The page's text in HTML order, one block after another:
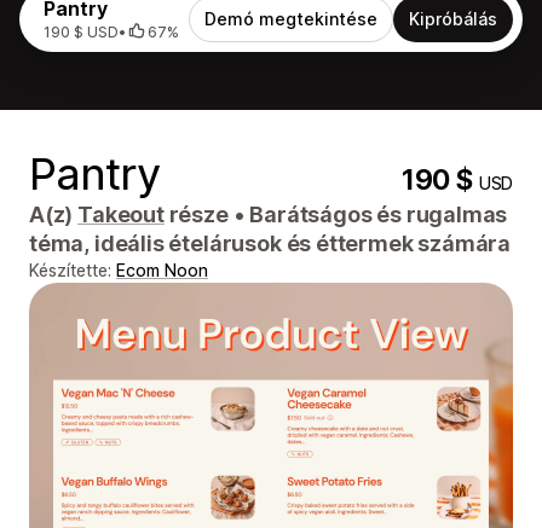
Pantry
190 $ USD• 67%
Demó megtekintése Kipróbálás
Pantry 190 $USD
A(z) Takeoutrésze • Barátságos és rugalmas
téma, ideális ételárusok és éttermek számára
Készítette: Ecom Noon